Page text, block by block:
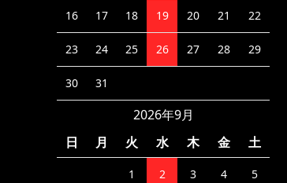
16 17 18 19 20 21 22
23 24 25 26 27 28 29
30 31
2026年9月
日
月 火 水 木 金 土
1 2 3 4 5